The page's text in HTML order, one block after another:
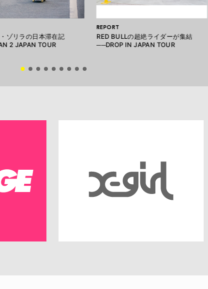
ゾリラの日本滞在記
2 JAPAN TOUR
REPORT
RED BULLの超絶ライダーが集結
──DROP IN JAPAN TOUR